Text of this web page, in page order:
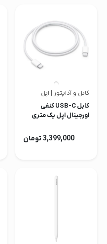
کابل و آداپتور | اپل
کابل USB-C کنفی
اورجینال اپل یک متری
3,399,000 تومان